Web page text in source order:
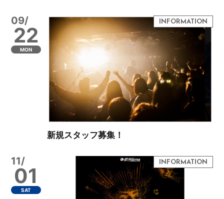
09/
22
MON
新規スタッフ募集！
11/
01
SAT